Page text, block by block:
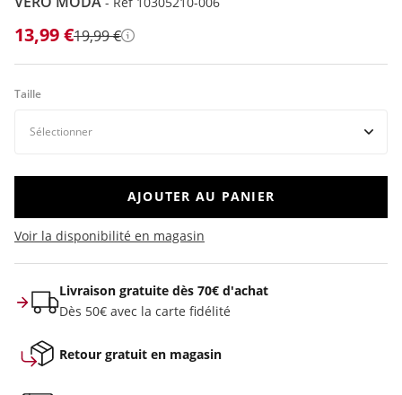
13,99 €19,99 € Détails
Taille
AJOUTER AU PANIER
Voir la disponibilité en magasin
Livraison gratuite dès 70€ d'achat
Dès 50€ avec la carte fidélité
Retour gratuit en magasin